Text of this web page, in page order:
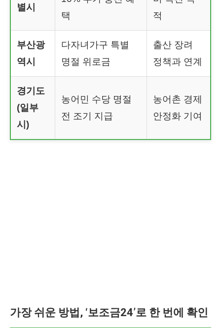
별시
택
적
부산광
역시
다자녀가구 특별
명절 위로금
출산 장려
정책과 연계
경기도
(일부
시)
농어민 수당 명절
전 조기 지급
농어촌 경제
안정화 기여
가장 쉬운 방법, ‘보조금24’로 한 번에 확인